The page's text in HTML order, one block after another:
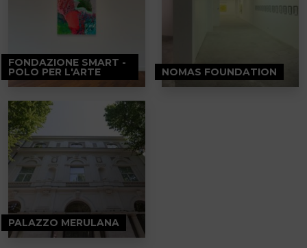
FONDAZIONE SMART -
POLO PER L'ARTE NOMAS FOUNDATION
PALAZZO MERULANA